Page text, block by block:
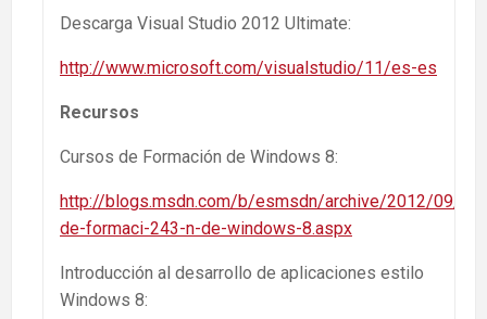
Descarga Visual Studio 2012 Ultimate:
http://www.microsoft.com/visualstudio/11/es-es
Recursos
Cursos de Formación de Windows 8:
http://blogs.msdn.com/b/esmsdn/archive/2012/09/
de-formaci-243-n-de-windows-8.aspx
Introducción al desarrollo de aplicaciones estilo
Windows 8: